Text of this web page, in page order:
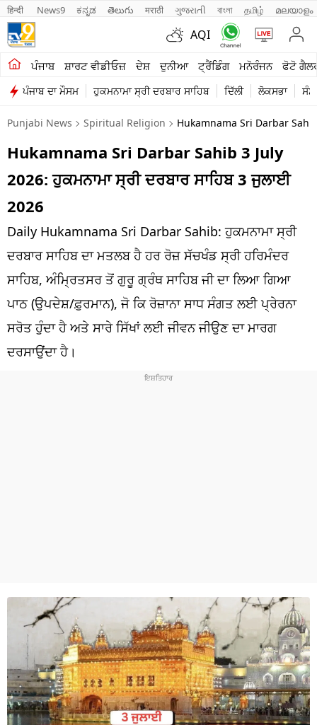
हिन्दी News9 ಕನ್ನಡ తెలుగు मराठी ગુજરાતી বাংলা தமிழ் മലയാളം
AQI
ਪੰਜਾਬ ਸ਼ਾਰਟ ਵੀਡੀਓਜ਼ ਦੇਸ਼ ਦੁਨੀਆ ਟ੍ਰੈਂਡਿੰਗ ਮਨੋਰੰਜਨ ਫੋਟੋ
ਪੰਜਾਬ ਦਾ ਮੌਸਮ ਹੁਕਮਨਾਮਾ ਸ੍ਰੀ ਦਰਬਾਰ ਸਾਹਿਬ ਦਿੱਲੀ ਲੋਕਸਭਾ
ਖੇਤੀਬਾੜੀ
ਸ਼ਾਰਟ ਵੀਡੀਓਜ਼
ਕਾਰੋਬਾਰ
ਕਰਿਅਰ
ਦੇਸ਼
ਲਾਈਫ ਸਟਾਈਲ
ਪੰਜਾਬ
ਧਰਮ
ਖੇਡਾਂ
Punjabi News Spiritual Religion Hukamnama Sri Darbar
Hukamnama Sri Darbar Sahib 3 July
2026: ਹੁਕਮਨਾਮਾ ਸ੍ਰੀ ਦਰਬਾਰ ਸਾਹਿਬ 3 ਜੁਲਾਈ
2026
Daily Hukamnama Sri Darbar Sahib: ਹੁਕਮਨਾਮਾ ਸ੍ਰੀ
ਦਰਬਾਰ ਸਾਹਿਬ ਦਾ ਮਤਲਬ ਹੈ ਹਰ ਰੋਜ਼ ਸੱਚਖੰਡ ਸ੍ਰੀ ਹਰਿਮੰਦਰ
ਸਾਹਿਬ, ਅੰਮ੍ਰਿਤਸਰ ਤੋਂ ਗੁਰੂ ਗ੍ਰੰਥ ਸਾਹਿਬ ਜੀ ਦਾ ਲਿਆ ਗਿਆ
ਪਾਠ (ਉਪਦੇਸ਼/ਫ਼ੁਰਮਾਨ), ਜੋ ਕਿ ਰੋਜ਼ਾਨਾ ਸਾਧ ਸੰਗਤ ਲਈ ਪ੍ਰੇਰਨਾ
ਸਰੋਤ ਹੁੰਦਾ ਹੈ ਅਤੇ ਸਾਰੇ ਸਿੱਖਾਂ ਲਈ ਜੀਵਨ ਜੀਉਣ ਦਾ ਮਾਰਗ
ਦਰਸਾਉਂਦਾ ਹੈ।